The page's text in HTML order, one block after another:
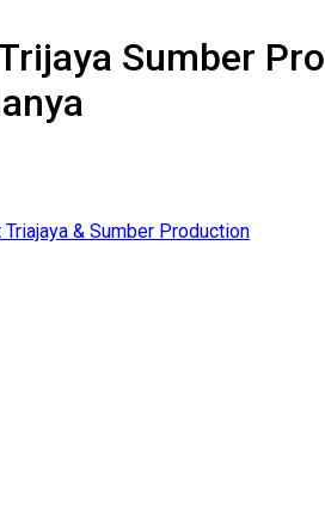
Sumber